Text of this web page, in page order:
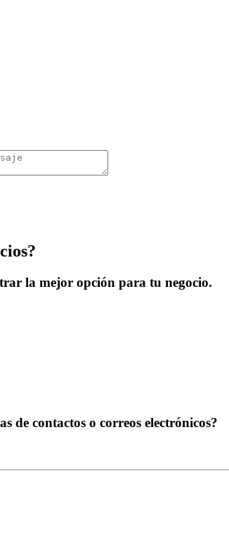
la mejor opción para tu negocio.
de contactos o correos electrónicos?